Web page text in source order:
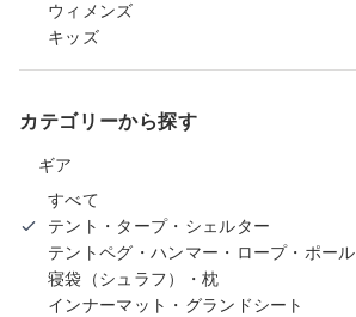
ウィメンズ
キッズ
カテゴリーから探す
ギア
すべて
テント・タープ・シェルター
テントペグ・ハンマー・ロープ・ポール
寝袋（シュラフ）・枕
インナーマット・グランドシート